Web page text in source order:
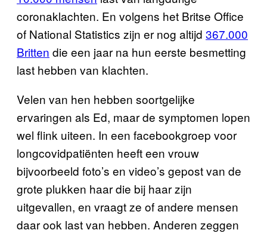
coronaklachten. En volgens het Britse Office
of National Statistics zijn er nog altijd 367.000
Britten die een jaar na hun eerste besmetting
last hebben van klachten.
Velen van hen hebben soortgelijke
ervaringen als Ed, maar de symptomen lopen
wel flink uiteen. In een facebookgroep voor
longcovidpatiënten heeft een vrouw
bijvoorbeeld foto’s en video’s gepost van de
grote plukken haar die bij haar zijn
uitgevallen, en vraagt ze of andere mensen
daar ook last van hebben. Anderen zeggen